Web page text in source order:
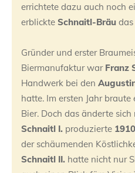
errichtete dazu auch noch
erblickte Schnaitl-Bräu
Gründer und erster
Biermanufaktur war Franz
Handwerk bei den
hatte. Im ersten Jahr braute
Bier. Doch das änderte sich
Schnaitl I. produzierte 1910
der schäumenden
Schnaitl II. hatte nicht nur